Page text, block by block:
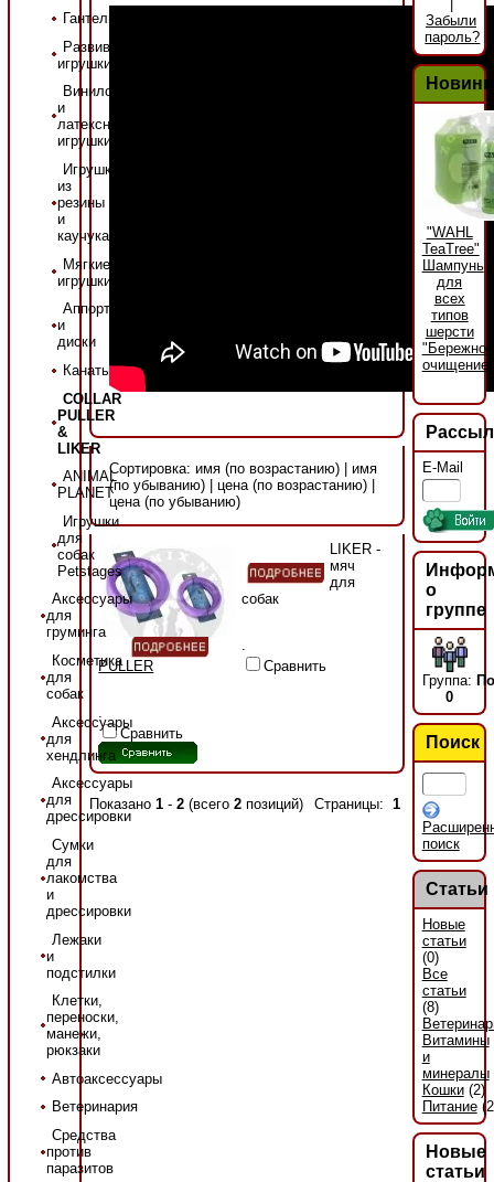
Сортировка: имя (по возрастанию) | имя
(по убыванию) | цена (по возрастанию) |
цена (по убыванию)
PULLER
.
Сравнить
LIKER -
мяч
для
собак
.
Сравнить
Страницы:1
Показано 1- 2(всего 2позиций)
Гантели
Развивающие
игрушки
Виниловые
и
латексные
игрушки
Игрушки
из
резины
и
каучука
Мягкие
игрушки
Аппорты
и
диски
Канаты
COLLAR
PULLER
&
LIKER
ANIMAL
PLANET
Игрушки
для
собак
Petstages
Аксессуары
для
груминга
Косметика
для
собак
Аксессуары
для
хендлинга
Аксессуары
для
дрессировки
Сумки
для
лакомства
и
дрессировки
Лежаки
и
подстилки
Клетки,
переноски,
манежи,
рюкзаки
Автоаксессуары
Ветеринария
Средства
против
паразитов
Забыли
пароль?
"WAHL
TeaTree"
Шампунь
для
всех
типов
шерсти
"Бережное
очищение"
E-Mail
о
группе
Группа:
0
Поиск
поиск
Статьи
Новые
статьи
(0)
Все
статьи
(8)
Витамины
и
минералы
Кошки(2)
Питание
Новые
статьи